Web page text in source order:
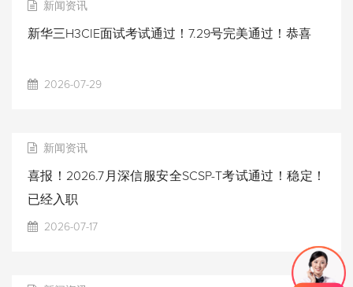
新闻资讯
新华三H3CIE面试考试通过！7.29号完美通过！恭喜
2026-07-29
新闻资讯
喜报！2026.7月深信服安全SCSP-T考试通过！稳定！
已经入职
2026-07-17